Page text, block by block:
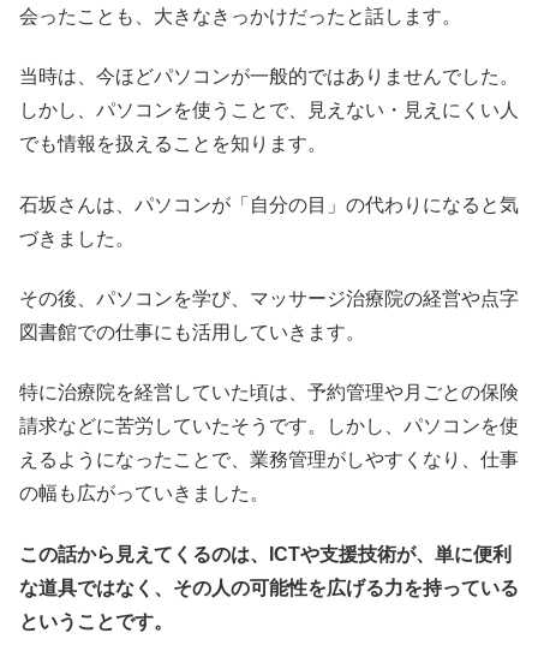
会ったことも、大きなきっかけだったと話します。
当時は、今ほどパソコンが一般的ではありませんでした。
しかし、パソコンを使うことで、見えない・見えにくい人
でも情報を扱えることを知ります。
石坂さんは、パソコンが「自分の目」の代わりになると気
づきました。
その後、パソコンを学び、マッサージ治療院の経営や点字
図書館での仕事にも活用していきます。
特に治療院を経営していた頃は、予約管理や月ごとの保険
請求などに苦労していたそうです。しかし、パソコンを使
えるようになったことで、業務管理がしやすくなり、仕事
の幅も広がっていきました。
この話から見えてくるのは、ICTや支援技術が、単に便利
な道具ではなく、その人の可能性を広げる力を持っている
ということです。